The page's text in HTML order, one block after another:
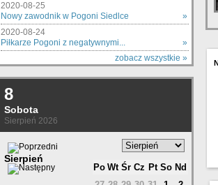
2020-08-25
Nowy zawodnik w Pogoni Siedlce
»
2020-08-24
Piłkarze Pogoni z negatywnymi...
»
zobacz wszystkie »
8
Sobota
Sierpień 2026
Sierpień
Po Wt Śr Cz Pt So Nd